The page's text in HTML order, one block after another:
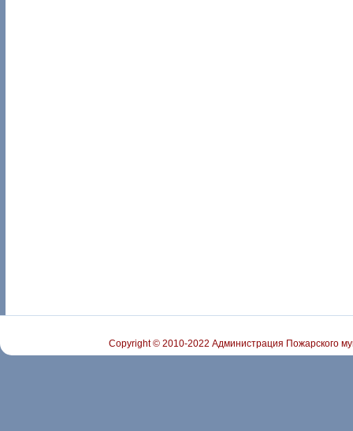
Copyright © 2010-2022 Администрация Пожарского